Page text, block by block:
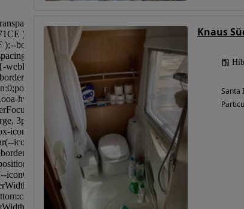
Knaus
Santa